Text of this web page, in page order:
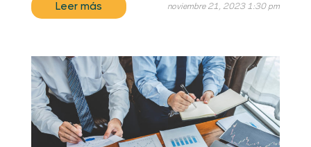
Leer más noviembre 21, 2023 1:30 pm